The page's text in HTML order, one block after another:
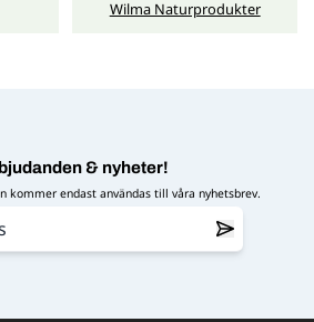
Wilma Naturprodukter
& nyheter!
kommer endast användas till våra nyhetsbrev.